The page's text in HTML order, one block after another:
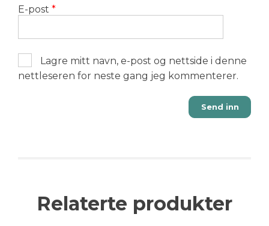
E-post *
Lagre mitt navn, e-post og nettside i denne
nettleseren for neste gang jeg kommenterer.
Relaterte produkter